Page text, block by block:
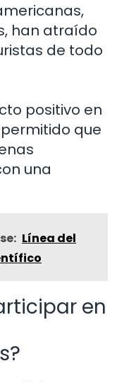
han atraído
de todo
positivo en
que
una
Línea del
en